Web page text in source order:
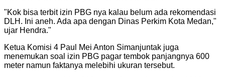
"Kok bisa terbit izin PBG nya kalau belum ada rekomendasi
DLH. Ini aneh. Ada apa dengan Dinas Perkim Kota Medan,"
ujar Hendra."
Ketua Komisi 4 Paul Mei Anton Simanjuntak juga
menemukan soal izin PBG pagar tembok panjangnya 600
meter namun faktanya melebihi ukuran tersebut.